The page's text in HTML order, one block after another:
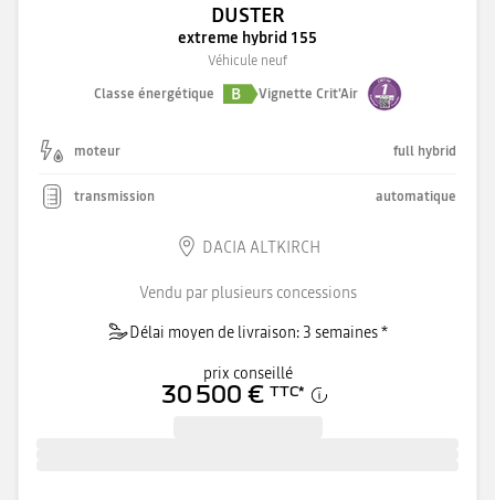
DUSTER
extreme hybrid 155
Véhicule neuf
Classe énergétique
B Vignette Crit'Air
moteur full hybrid
transmission automatique
DACIA ALTKIRCH
Vendu par plusieurs concessions
Délai moyen de livraison: 3 semaines *
prix conseillé
30 500 € TTC*